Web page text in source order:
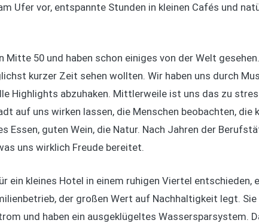
Ufer vor, entspannte Stunden in kleinen Cafés und
Mitte 50 und haben schon einiges von der Welt
kurzer Zeit sehen wollten. Wir haben uns durch
Highlights abzuhaken. Mittlerweile ist uns das zu
auf uns wirken lassen, die Menschen beobachten, die
Essen, guten Wein, die Natur. Nach Jahren der
uns wirklich Freude bereitet.
ein kleines Hotel in einem ruhigen Viertel entschieden,
der großen Wert auf Nachhaltigkeit legt.
und haben ein ausgeklügeltes Wassersparsystem.